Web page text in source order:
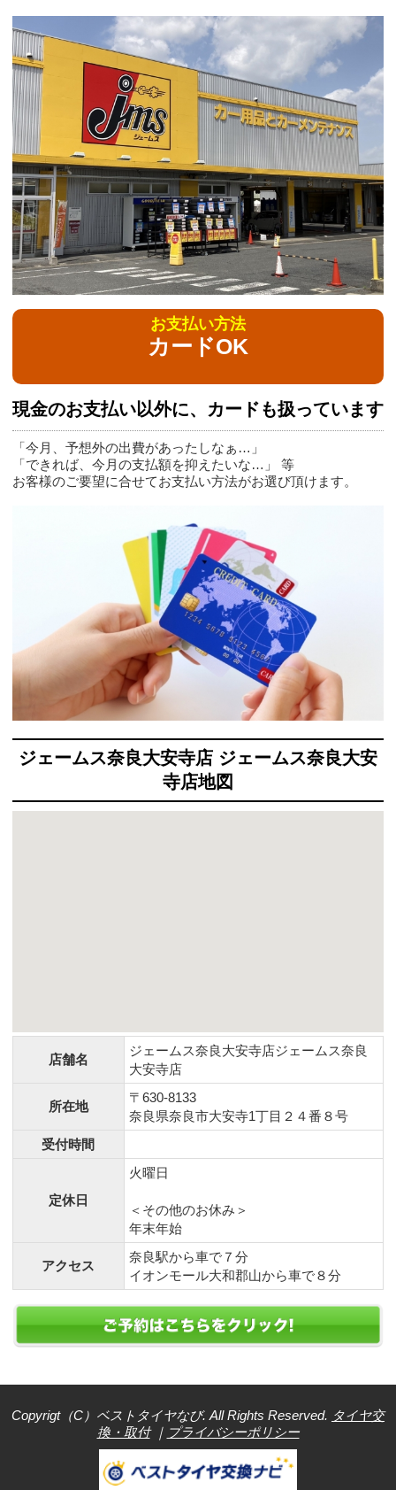
お支払い方法
カードOK
現金のお支払い以外に、カードも扱っています
「今月、予想外の出費があったしなぁ…」
「できれば、今月の支払額を抑えたいな…」 等
お客様のご要望に合せてお支払い方法がお選び頂けます。
ジェームス奈良大安寺店 ジェームス奈良大安
寺店地図
店舗名
ジェームス奈良大安寺店ジェームス奈良
大安寺店
所在地
〒630-8133
奈良県奈良市大安寺1丁目２４番８号
受付時間
定休日
火曜日
＜その他のお休み＞
年末年始
アクセス
奈良駅から車で７分
イオンモール大和郡山から車で８分
Copyrigt（C）ベストタイヤなび. All Rights Reserved. タイヤ交
換・取付｜ プライバシーポリシー